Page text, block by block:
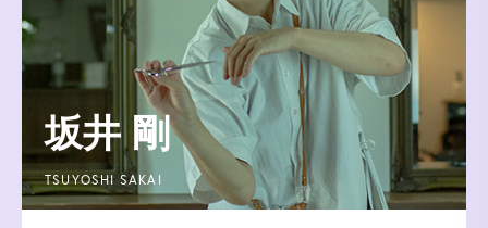
坂井 剛
TSUYOSHI SAKAI